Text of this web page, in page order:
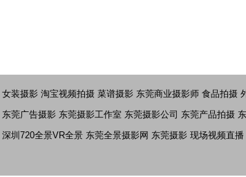
女装摄影 淘宝视频拍摄 菜谱摄影 东莞商业摄影师 食品拍摄
东莞广告摄影 东莞摄影工作室 东莞摄影公司 东莞产品拍摄
深圳720全景VR全景 东莞全景摄影网 东莞摄影 现场视频直播